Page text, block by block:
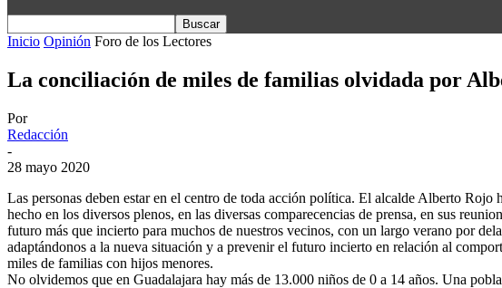
Inicio Opinión Foro de los Lectores
La conciliación de miles de familias olvidada por
Por
Redacción
-
28 mayo 2020
Las personas deben estar en el centro de toda acción política. El alcalde Alberto Rojo
hecho en los diversos plenos, en las diversas comparecencias de prensa, en sus
futuro más que incierto para muchos de nuestros vecinos, con un largo verano por
adaptándonos a la nueva situación y a prevenir el futuro incierto en relación al
miles de familias con hijos menores.
No olvidemos que en Guadalajara hay más de 13.000 niños de 0 a 14 años. Una